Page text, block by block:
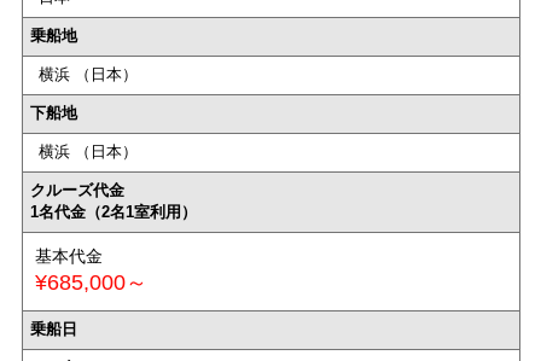
乗船地
横浜 （日本）
下船地
横浜 （日本）
クルーズ代金
1名代金（2名1室利用）
基本代金
¥685,000～
乗船日